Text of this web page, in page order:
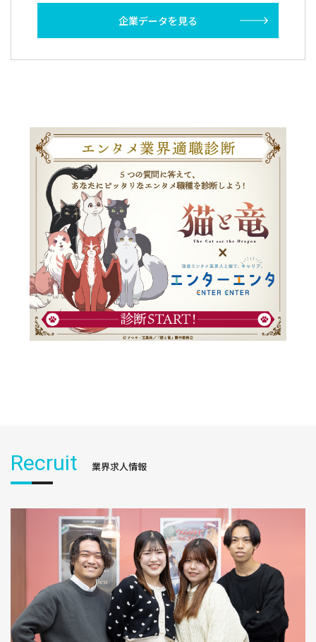
企業データを見る
Recruit 業界求人情報